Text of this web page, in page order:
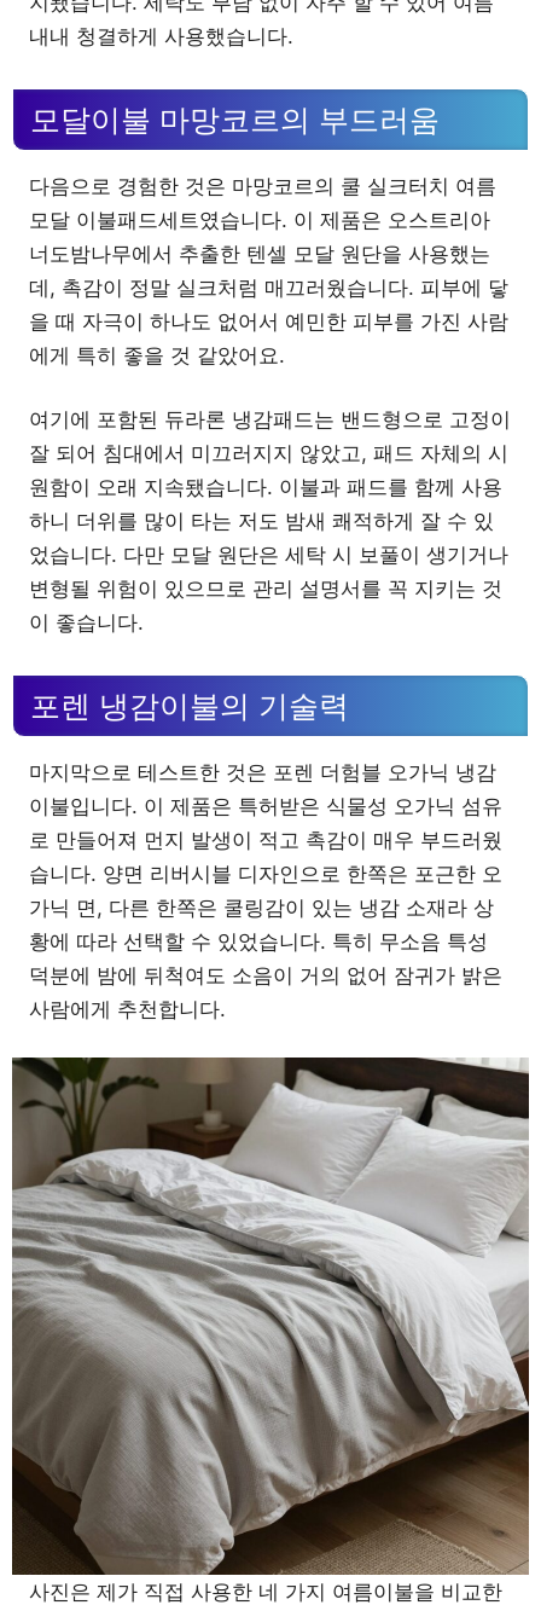
내내 청결하게 사용했습니다.
모달이불 마망코르의 부드러움
다음으로 경험한 것은 마망코르의 쿨 실크터치 여름
모달 이불패드세트였습니다. 이 제품은 오스트리아
너도밤나무에서 추출한 텐셀 모달 원단을 사용했는
데, 촉감이 정말 실크처럼 매끄러웠습니다. 피부에 닿
을 때 자극이 하나도 없어서 예민한 피부를 가진 사람
에게 특히 좋을 것 같았어요.
여기에 포함된 듀라론 냉감패드는 밴드형으로 고정이
잘 되어 침대에서 미끄러지지 않았고, 패드 자체의 시
원함이 오래 지속됐습니다. 이불과 패드를 함께 사용
하니 더위를 많이 타는 저도 밤새 쾌적하게 잘 수 있
었습니다. 다만 모달 원단은 세탁 시 보풀이 생기거나
변형될 위험이 있으므로 관리 설명서를 꼭 지키는 것
이 좋습니다.
포렌 냉감이불의 기술력
마지막으로 테스트한 것은 포렌 더험블 오가닉 냉감
이불입니다. 이 제품은 특허받은 식물성 오가닉 섬유
로 만들어져 먼지 발생이 적고 촉감이 매우 부드러웠
습니다. 양면 리버시블 디자인으로 한쪽은 포근한 오
가닉 면, 다른 한쪽은 쿨링감이 있는 냉감 소재라 상
황에 따라 선택할 수 있었습니다. 특히 무소음 특성
덕분에 밤에 뒤척여도 소음이 거의 없어 잠귀가 밝은
사람에게 추천합니다.
사진은 제가 직접 사용한 네 가지 여름이불을 비교한